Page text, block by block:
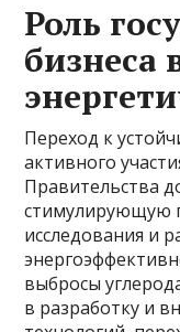
Роль
бизнеса
Переход к
активного
Правительства
стимулирующую
исследования и
выбросы
в разработку и